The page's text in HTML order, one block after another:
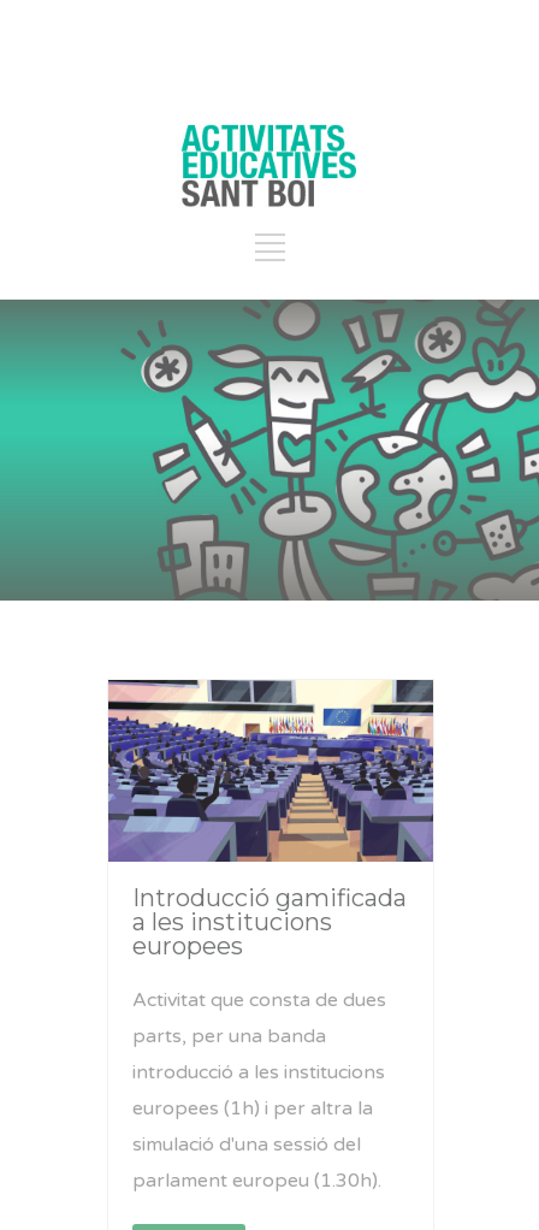
Introducció gamificada
a les institucions
europees
Activitat que consta de dues
parts, per una banda
introducció a les institucions
europees (1h) i per altra la
simulació d'una sessió del
parlament europeu (1.30h).